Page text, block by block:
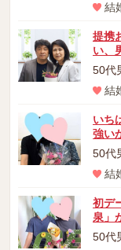
結
提携
い、
50代
結
いち
強い
50代
結
初デ
泉」
50代